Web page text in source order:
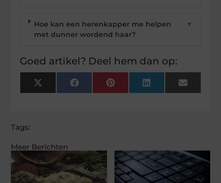
Meer Berichten
Hoe kan een herenkapper me helpen
met dunner wordend haar?
▼
Goed artikel? Deel hem dan op:
X
(Twitter)
FacebookPinterest LinkedIn Email
Tags: